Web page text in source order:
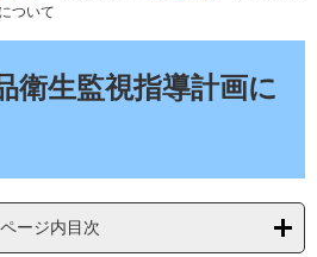
ついて
衛生監視指導計画に
ページ内目次